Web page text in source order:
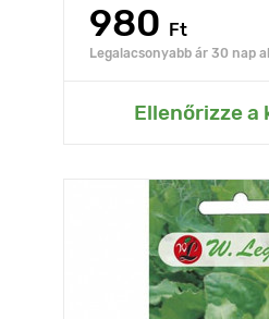
980 Ft
Legalacsonyabb ár 30 nap
Ellenőrizze a